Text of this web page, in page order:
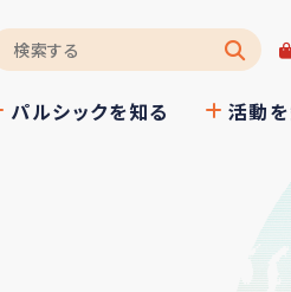
パルシックを知る 活動